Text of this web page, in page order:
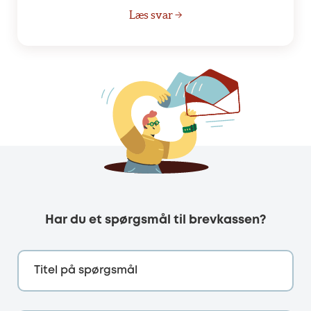
Læs svar →
Har du et spørgsmål til brevkassen?
Titel på spørgsmål